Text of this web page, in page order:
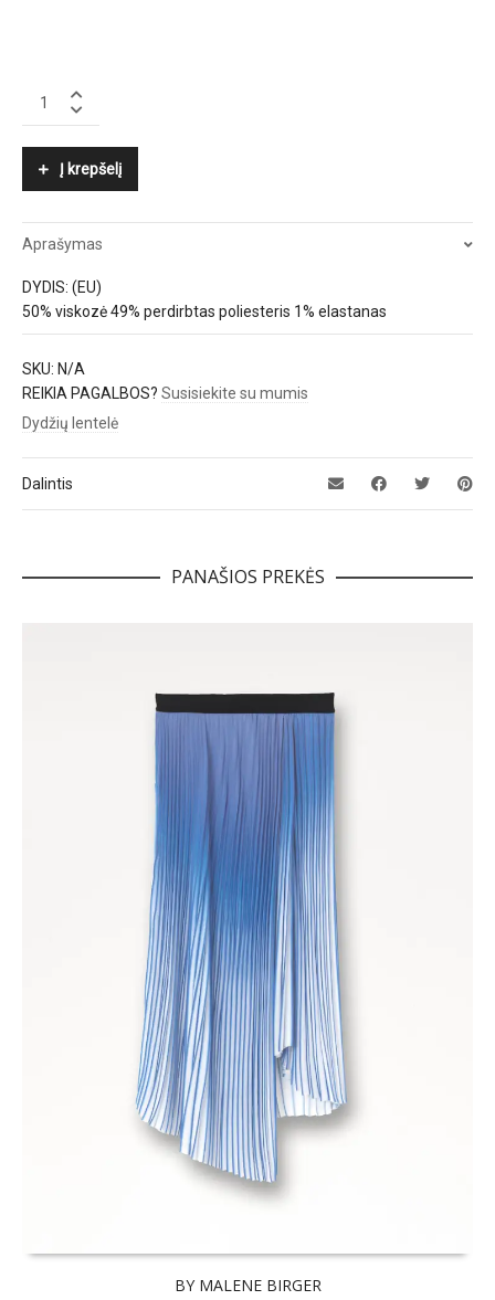
quantity
Į krepšelį
Aprašymas
DYDIS: (EU)
50% viskozė 49% perdirbtas poliesteris 1% elastanas
SKU: N/A
REIKIA PAGALBOS? Susisiekite su mumis
Dydžių lentelė
Dalintis
PANAŠIOS PREKĖS
BY MALENE BIRGER